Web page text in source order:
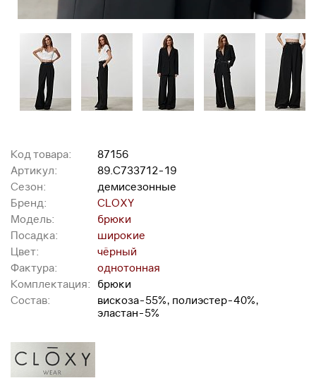
Код товара:
87156
Артикул:
89.С733712-19
Сезон:
демисезонные
Бренд:
CLOXY
Модель:
брюки
Посадка:
широкие
Цвет:
чёрный
Фактура:
однотонная
Комплектация:
брюки
Состав:
вискоза-55%, полиэстер-40%,
эластан-5%